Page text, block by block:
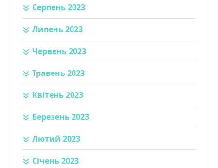
Серпень 2023
Липень 2023
Червень 2023
Травень 2023
Квітень 2023
Березень 2023
Лютий 2023
Січень 2023